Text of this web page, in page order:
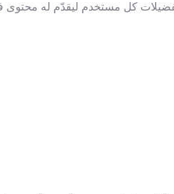
تفضيلات كل مستخدم ليقدّم له محتوى